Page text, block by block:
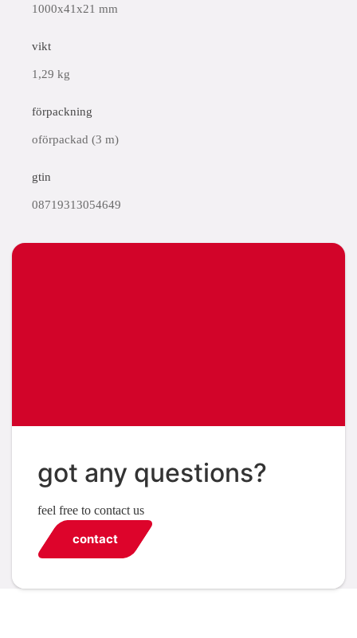
1000x41x21 mm
vikt
1,29 kg
förpackning
oförpackad (3 m)
gtin
08719313054649
got any questions?
feel free to contact us
contact